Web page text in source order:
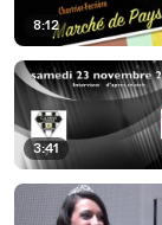
8:12
3:41